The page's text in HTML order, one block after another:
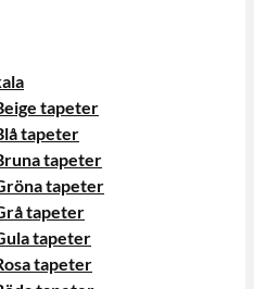
tapeter
tapeter
tapeter
tapeter
tapeter
tapeter
tapeter